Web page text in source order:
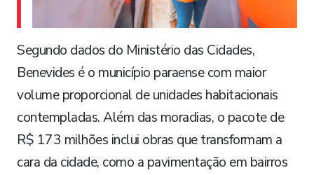
Segundo dados do Ministério das Cidades,
Benevides é o município paraense com maior
volume proporcional de unidades habitacionais
contempladas. Além das moradias, o pacote de
R$ 173 milhões inclui obras que transformam a
cara da cidade, como a pavimentação em bairros